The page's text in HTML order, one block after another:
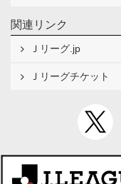
関連リンク
Ｊリーグ.jp
Ｊリーグチケット